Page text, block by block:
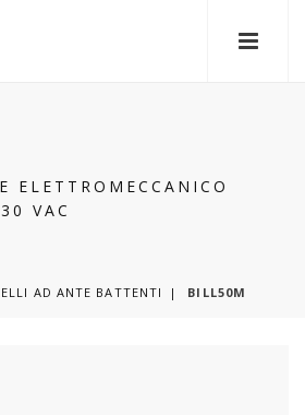
ELETTROMECCANICO
VAC
AD ANTE BATTENTI BILL50M